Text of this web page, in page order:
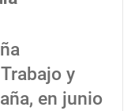
y
en junio